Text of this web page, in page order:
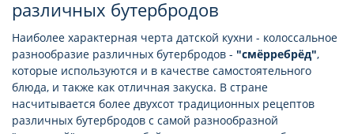
различных бутербродов
Наиболее характерная черта датской кухни - колоссальное
разнообразие различных бутербродов - "смёрребрёд",
которые используются и в качестве самостоятельного
блюда, и также как отличная закуска. В стране
насчитывается более двухсот традиционных рецептов
различных бутербродов с самой разнообразной